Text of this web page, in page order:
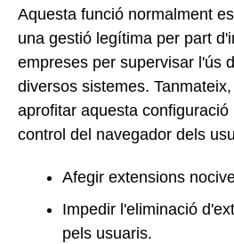
Aquesta funció normalment
una gestió legítima per part
empreses per supervisar l'ús
diversos sistemes.
aprofitar aquesta configuració
control del navegador dels
Afegir extensions
Impedir l'eliminació
pels usuaris.